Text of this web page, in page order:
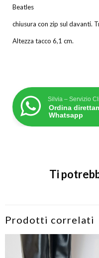
Beatles
chiusura con zip sul davanti.
Altezza tacco 6,1 cm.
Silvia – Servizio
Ordina
Whatsapp
Ti
Prodotti correlati